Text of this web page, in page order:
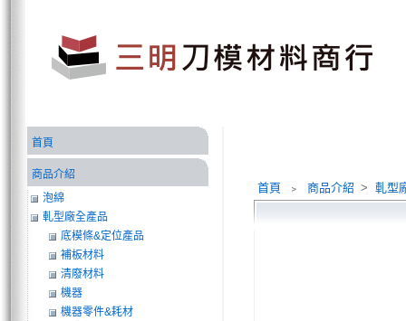
首頁 ﹥ 商品介紹 > 軋型
首頁
商品介紹
泡綿
軋型廠全產品
底模條&定位產品
補板材料
清廢材料
機器
機器零件&耗材